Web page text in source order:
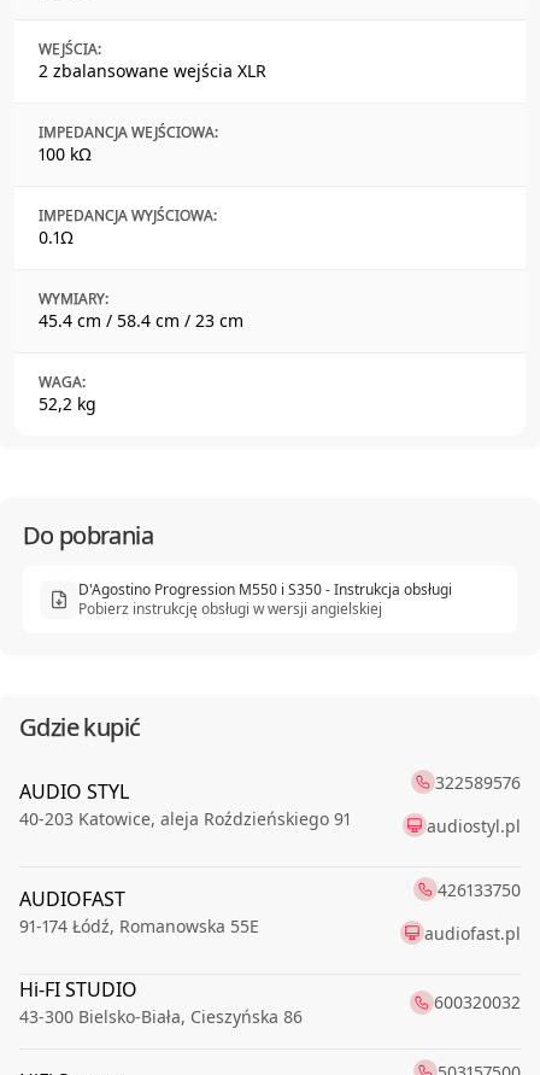
WEJŚCIA:
2 zbalansowane wejścia XLR
IMPEDANCJA WEJŚCIOWA:
100 kΩ
IMPEDANCJA WYJŚCIOWA:
0.1Ω
WYMIARY:
45.4 cm / 58.4 cm / 23 cm
WAGA:
52,2 kg
Do pobrania
D'Agostino Progression M550 i S350 - Instrukcja obsługi
Pobierz instrukcję obsługi w wersji angielskiej
Gdzie kupić
AUDIO STYL
40-203 Katowice, aleja Roździeńskiego 91
322589576
audiostyl.pl
AUDIOFAST
91-174 Łódź, Romanowska 55E
426133750
audiofast.pl
Hi-FI STUDIO
43-300 Bielsko-Biała, Cieszyńska 86
600320032